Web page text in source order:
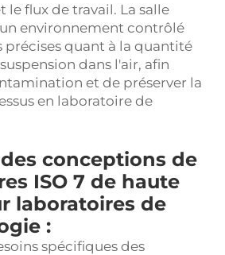
flux de travail. La salle
environnement contrôlé
précises quant à la quantité
dans l'air, afin
et de préserver la
en laboratoire de
conceptions de
ISO 7 de haute
laboratoires de
:
spécifiques des